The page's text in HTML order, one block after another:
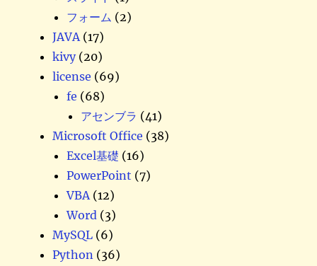
フォーム (2)
JAVA (17)
kivy(20)
license (69)
fe (68)
アセンブラ (41)
Microsoft Office (38)
Excel基礎 (16)
PowerPoint (7)
VBA (12)
Word (3)
MySQL (6)
Python (36)